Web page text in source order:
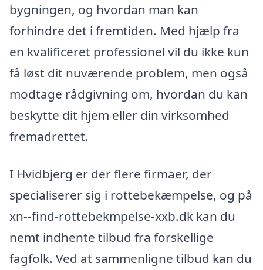
bygningen, og hvordan man kan
forhindre det i fremtiden. Med hjælp fra
en kvalificeret professionel vil du ikke kun
få løst dit nuværende problem, men også
modtage rådgivning om, hvordan du kan
beskytte dit hjem eller din virksomhed
fremadrettet.
I Hvidbjerg er der flere firmaer, der
specialiserer sig i rottebekæmpelse, og på
xn--find-rottebekmpelse-xxb.dk kan du
nemt indhente tilbud fra forskellige
fagfolk. Ved at sammenligne tilbud kan du